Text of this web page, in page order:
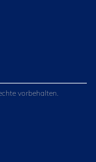
vorbehalten.